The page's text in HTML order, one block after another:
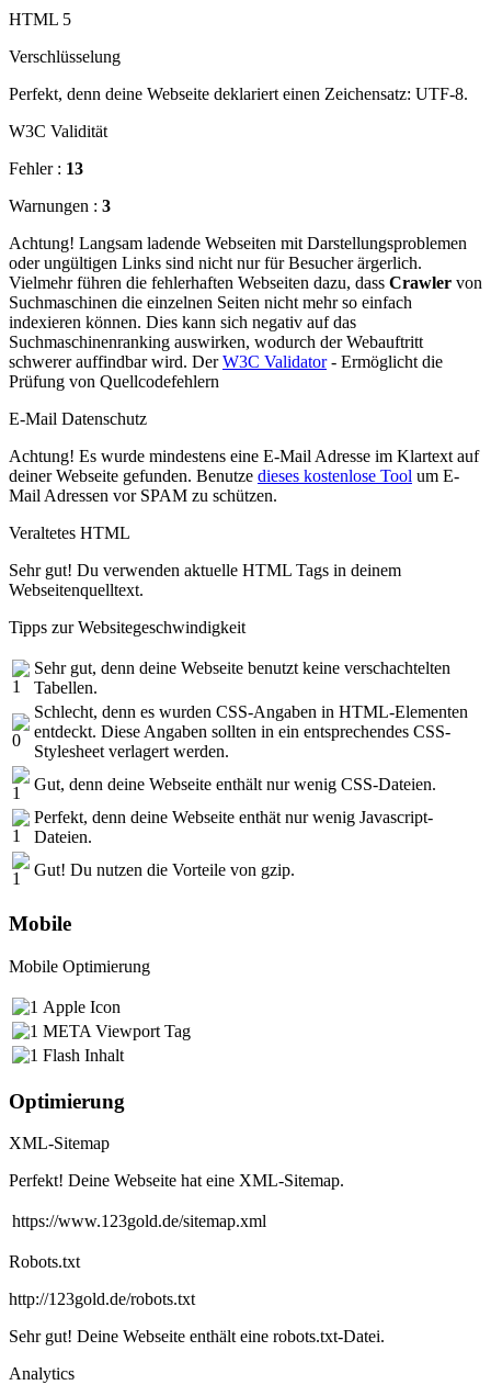
HTML 5
Verschlüsselung
Perfekt, denn deine Webseite deklariert einen Zeichensatz: UTF-8.
W3C Validität
Fehler : 13
Warnungen : 3
Achtung! Langsam ladende Webseiten mit Darstellungsproblemen
oder ungültigen Links sind nicht nur für Besucher ärgerlich.
Vielmehr führen die fehlerhaften Webseiten dazu, dass Crawler von
Suchmaschinen die einzelnen Seiten nicht mehr so einfach
indexieren können. Dies kann sich negativ auf das
Suchmaschinenranking auswirken, wodurch der Webauftritt
schwerer auffindbar wird. DerW3C Validator- Ermöglicht die
Prüfung von Quellcodefehlern
E-Mail Datenschutz
Achtung! Es wurde mindestens eine E-Mail Adresse im Klartext auf
deiner Webseite gefunden. Benutze dieses kostenlose Tool um E-
Mail Adressen vor SPAM zu schützen.
Veraltetes HTML
Sehr gut! Du verwenden aktuelle HTML Tags in deinem
Webseitenquelltext.
Tipps zur Websitegeschwindigkeit
Sehr gut, denn deine Webseite benutzt keine verschachtelten
Tabellen.
Schlecht, denn es wurden CSS-Angaben in HTML-Elementen
entdeckt. Diese Angaben sollten in ein entsprechendes CSS-
Stylesheet verlagert werden.
Gut, denn deine Webseite enthält nur wenig CSS-Dateien.
Perfekt, denn deine Webseite enthät nur wenig Javascript-
Dateien.
Gut! Du nutzen die Vorteile von gzip.
Mobile
Mobile Optimierung
Apple Icon
META Viewport Tag
Flash Inhalt
Optimierung
XML-Sitemap
Perfekt! Deine Webseite hat eine XML-Sitemap.
https://www.123gold.de/sitemap.xml
Robots.txt
http://123gold.de/robots.txt
Sehr gut! Deine Webseite enthält eine robots.txt-Datei.
Analytics